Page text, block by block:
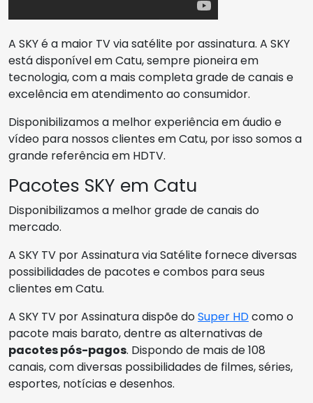
A SKY é a maior TV via satélite por assinatura. A SKY
está disponível em Catu, sempre pioneira em
tecnologia, com a mais completa grade de canais e
excelência em atendimento ao consumidor.
Disponibilizamos a melhor experiência em áudio e
vídeo para nossos clientes em Catu, por isso somos a
grande referência em HDTV.
Pacotes SKY em Catu
Disponibilizamos a melhor grade de canais do
mercado.
A SKY TV por Assinatura via Satélite fornece diversas
possibilidades de pacotes e combos para seus
clientes em Catu.
A SKY TV por Assinatura dispõe doSuper HDcomo o
pacote mais barato, dentre as alternativas de
pacotes pós-pagos. Dispondo de mais de 108
canais, com diversas possibilidades de filmes, séries,
esportes, notícias e desenhos.